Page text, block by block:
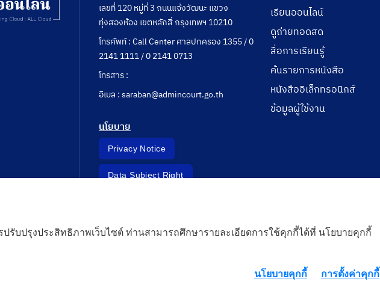
เลขที่ 120 หมู่ที่ 3 ถนนแจ้งวัฒนะ แขวง
ทุ่งสองห้อง เขตหลักสี่ กรุงเทพฯ 10210
โทรศัพท์ : Call Center ศาลปกครอง 1355 / 0
2141 1111 / 0 2141 0713
โทรสาร :
อีเมล : saraban@admincourt.go.th
นโยบาย
Privacy Notice
Data Subject Right
เรียนออนไลน์
ดูถ่ายทอดสด
สื่อการเรียนรู้
ค้นรายการหนังสือ
หนังสืออิเล็กทรอนิกส์
ข้อมูลผู้ใช้งาน
ปรับปรุงประสิทธิภาพเว็บไซต์ ท่านสามารถศึกษารายละเอียดการใช้คุกกี้ได้ที่ นโยบายคุกกี้
นโยบายคุกกี้ การตั้งค่าคุกกี้